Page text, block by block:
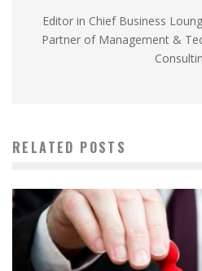
Editor in Chief Business
Partner of Management &
RELATED POSTS